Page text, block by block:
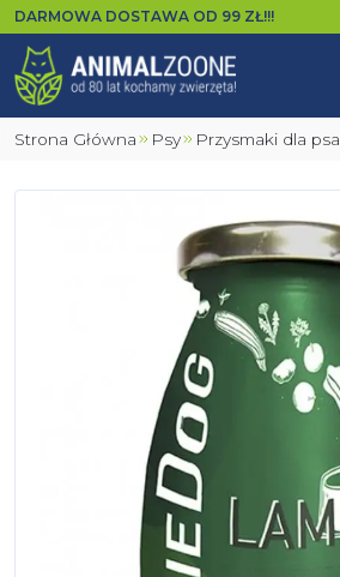
DARMOWA DOSTAWA OD 99 ZŁ!!!
Strona Główna Psy Przysmaki dla psa